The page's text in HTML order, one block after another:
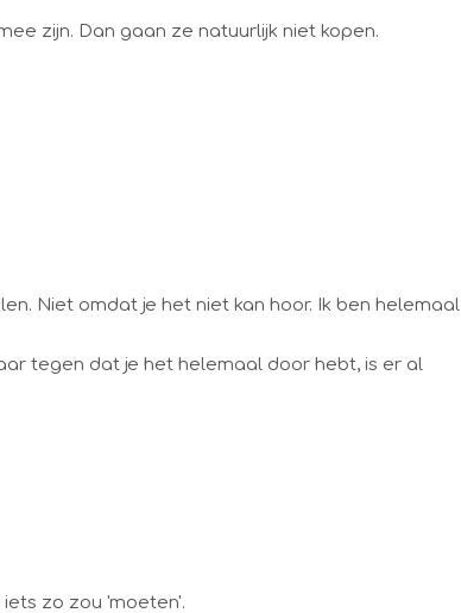
zijn. Dan gaan ze natuurlijk niet kopen.
Niet omdat je het niet kan hoor. Ik ben helemaal
tegen dat je het helemaal door hebt, is er al
zo zou 'moeten'.